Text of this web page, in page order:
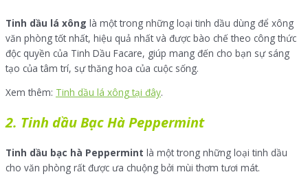
Tinh dầu lá xông là một trong những loại tinh dầu dùng để xông
văn phòng tốt nhất, hiệu quả nhất và được bào chế theo công thức
độc quyền của Tinh Dầu Facare, giúp mang đến cho bạn sự sáng
tạo của tâm trí, sự thăng hoa của cuộc sống.
Xem thêm: Tinh dầu lá xông tại đây.
2. Tinh dầu Bạc Hà Peppermint
Tinh dầu bạc hà Peppermint là một trong những loại tinh dầu
cho văn phòng rất được ưa chuộng bởi mùi thơm tươi mát.